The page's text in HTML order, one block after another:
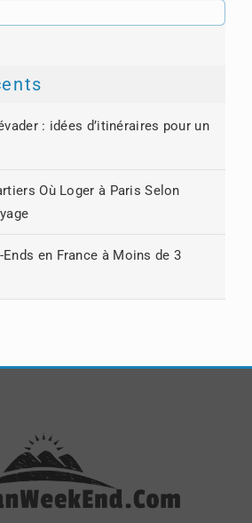
: idées d’itinéraires pour un
Où Loger à Paris Selon
Ends en France à Moins de 3